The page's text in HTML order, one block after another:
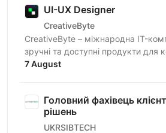
UI-UX Designer
CreativeByte
CreativeByte – міжнародна IT-
зручні та доступні продукти для
всьому світу. Ми
7 August
Головний фахівець
рішень
UKRSIBTECH